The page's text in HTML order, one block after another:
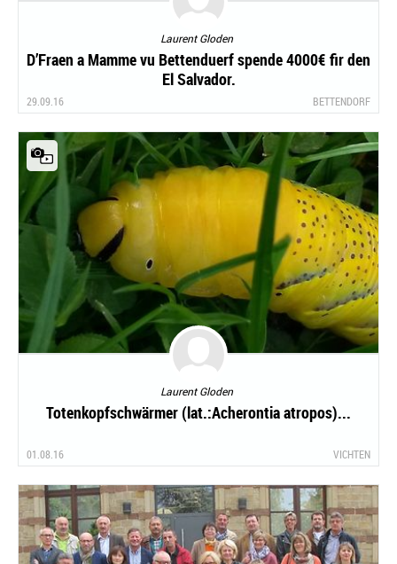
Laurent Gloden
D’Fraen a Mamme vu Bettenduerf spende 4000€ fir den
El Salvador.
29.09.16 BETTENDORF
Laurent Gloden
Totenkopfschwärmer (lat.:Acherontia atropos)...
01.08.16 VICHTEN